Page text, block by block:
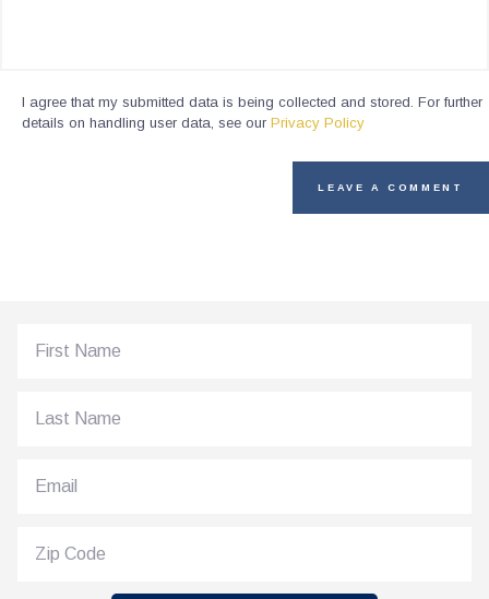
I agree that my submitted data is being collected and stored. For further
details on handling user data, see our Privacy Policy